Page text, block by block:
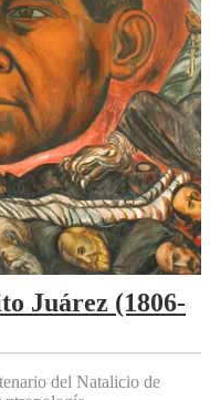
Juárez (1806-
del Natalicio de